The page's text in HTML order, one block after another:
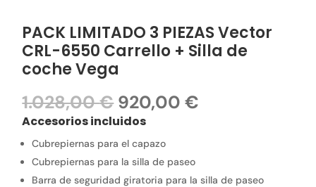
PACK LIMITADO 3 PIEZAS Vector
CRL-6550 Carrello + Silla de
coche Vega
1.028,00€ El
precio
original
era:
1.028,00 €.
920,00€
Accesorios incluidos
Cubrepiernas para el capazo
Cubrepiernas para la silla de paseo
Barra de seguridad giratoria para la silla de paseo